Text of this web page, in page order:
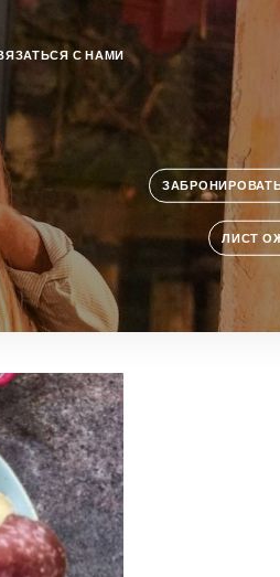
С НАМИ
ЛИСТ